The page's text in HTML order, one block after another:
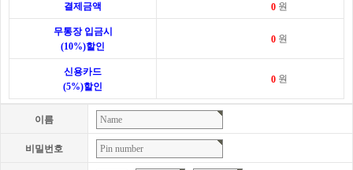
결제금액 원
무통장 입금시
(10%)할인
원
신용카드
(5%)할인
원
이름
비밀번호